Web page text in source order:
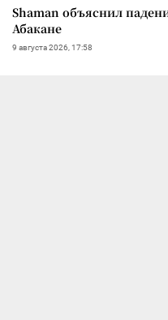
Shaman объяснил
Абакане
9 августа 2026, 17:58